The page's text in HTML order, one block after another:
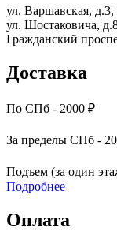
ул. Варшавская,
ул. Шостаковича,
Гражданский
Доставка
По СПб - 2000 ₽
За пределы СПб -
Подъем (за один
Подробнее
Оплата